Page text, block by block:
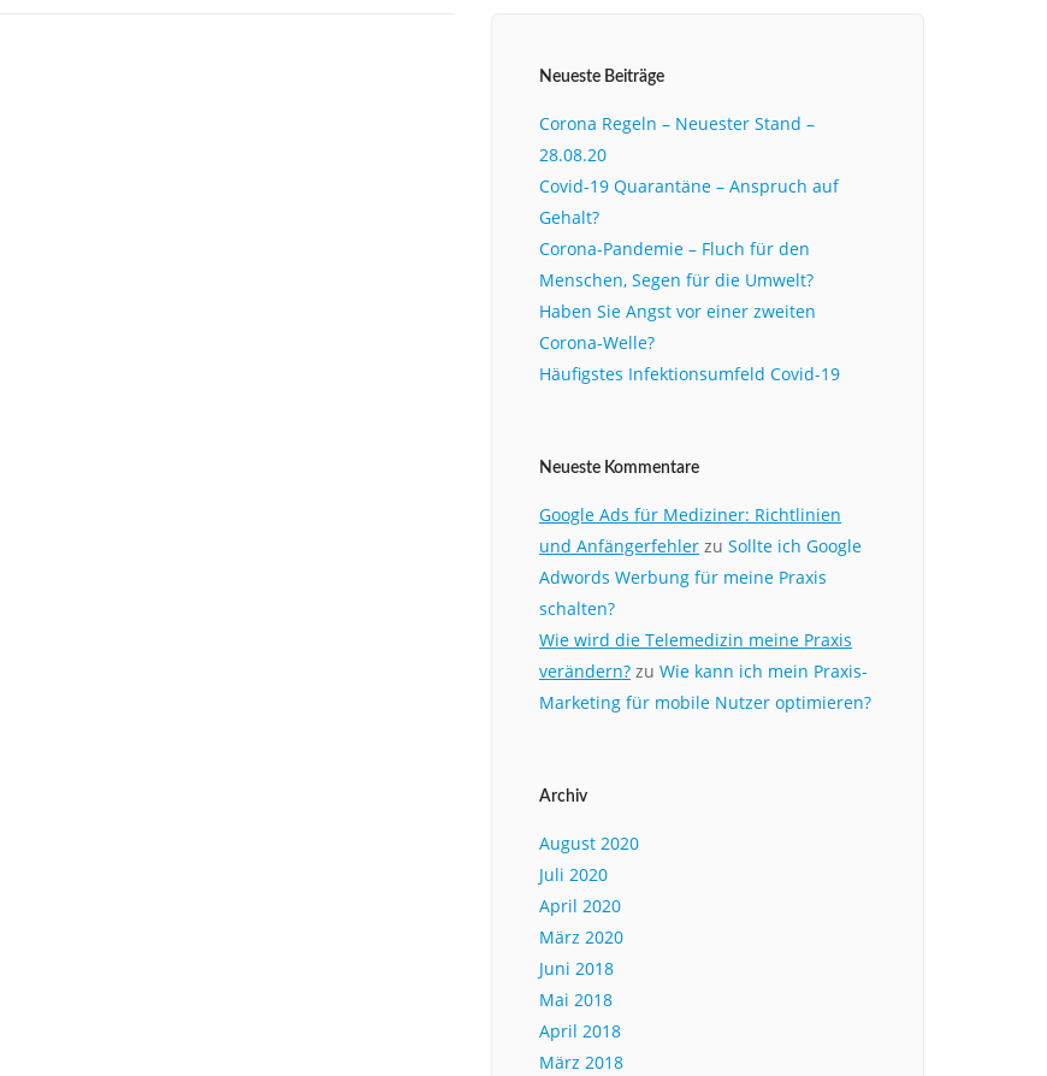
Neueste Beiträge
Corona Regeln – Neuester Stand –
28.08.20
Covid-19 Quarantäne – Anspruch auf
Gehalt?
Corona-Pandemie – Fluch für den
Menschen, Segen für die Umwelt?
Haben Sie Angst vor einer zweiten
Corona-Welle?
Häufigstes Infektionsumfeld Covid-19
Neueste Kommentare
Google Ads für Mediziner: Richtlinien
und Anfängerfehler zu Sollte ich Google
Adwords Werbung für meine Praxis
schalten?
Wie wird die Telemedizin meine Praxis
verändern? zu Wie kann ich mein Praxis-
Marketing für mobile Nutzer optimieren?
Archiv
August 2020
Juli 2020
April 2020
März 2020
Juni 2018
Mai 2018
April 2018
März 2018